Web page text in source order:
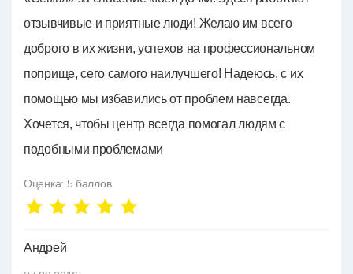
отзывчивые и приятные люди! Желаю им всего
доброго в их жизни, успехов на профессиональном
поприще, сего самого наилучшего! Надеюсь, с их
помощью мы избавились от проблем навсегда.
Хочется, чтобы центр всегда помогал людям с
подобными проблемами
Оценка: 5 баллов
Андрей